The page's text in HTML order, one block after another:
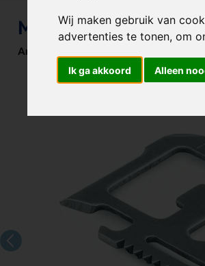
Wij maken gebruik van
advertenties te tonen, om
Ik ga akkoord Alleen
Multifunctionele Tool
Artikelnummer: